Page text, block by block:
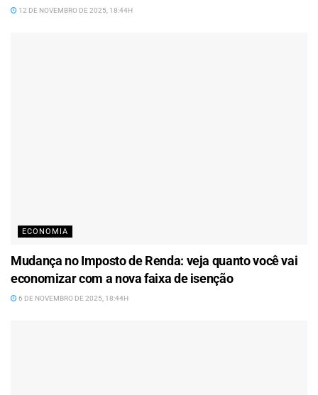
12 DE NOVEMBRO DE 2025, 18:44H
ECONOMIA
Mudança no Imposto de Renda: veja quanto você vai
economizar com a nova faixa de isenção
6 DE NOVEMBRO DE 2025, 18:44H